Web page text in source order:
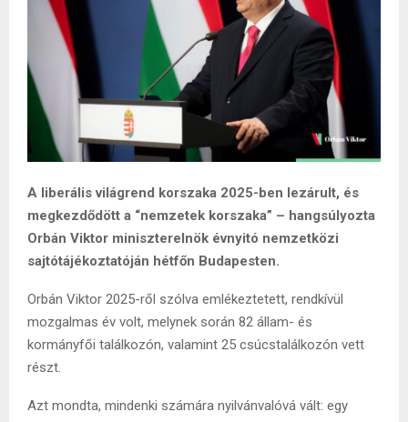
A liberális világrend korszaka 2025-ben lezárult, és
megkezdődött a “nemzetek korszaka” – hangsúlyozta
Orbán Viktor miniszterelnök évnyitó nemzetközi
sajtótájékoztatóján hétfőn Budapesten.
Orbán Viktor 2025-ről szólva emlékeztetett, rendkívül
mozgalmas év volt, melynek során 82 állam- és
kormányfői találkozón, valamint 25 csúcstalálkozón vett
részt.
Azt mondta, mindenki számára nyilvánvalóvá vált: egy